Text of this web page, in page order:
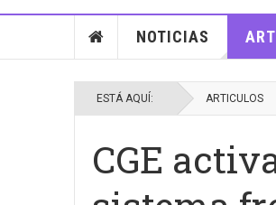
NOTICIAS
ESTÁ AQUÍ: ARTICULOS
CGE